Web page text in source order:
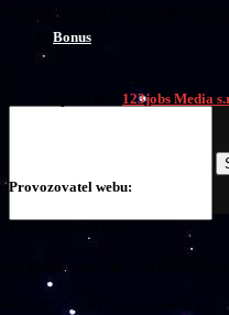
Bonus
V případě zájmu o spolupráci nás
123jobs Media
Provozovatel webu:
Za Hládkovem 680/12, 169 00 Praha
IČ 053 34 969 | Česká republika